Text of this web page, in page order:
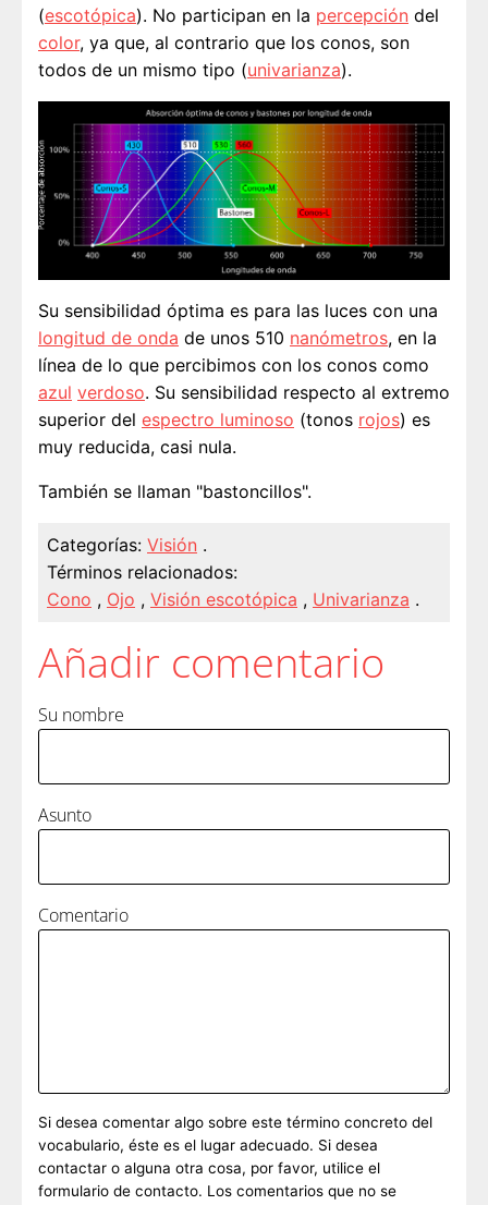
(escotópica). No participan en la percepción del
color, ya que, al contrario que los conos, son
todos de un mismo tipo (univarianza).
Su sensibilidad óptima es para las luces con una
longitud de onda de unos 510 nanómetros, en la
línea de lo que percibimos con los conos como
azul verdoso. Su sensibilidad respecto al extremo
superior del espectro luminoso (tonos rojos) es
muy reducida, casi nula.
También se llaman "bastoncillos".
Categorías: Visión .
Términos relacionados:
Cono , Ojo , Visión escotópica , Univarianza .
Añadir comentario
Su nombre
Asunto
Comentario
Si desea comentar algo sobre este término concreto del
vocabulario, éste es el lugar adecuado. Si desea
contactar o alguna otra cosa, por favor, utilice el
formulario de contacto. Los comentarios que no se